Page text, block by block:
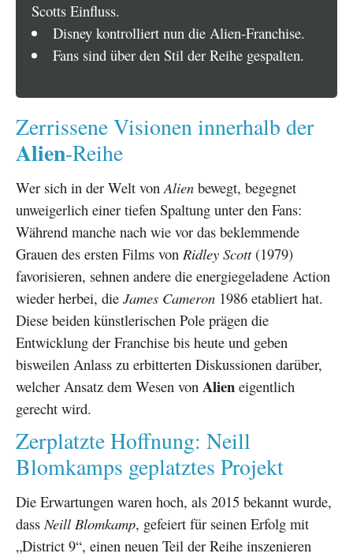
Scotts Einfluss.
Disney kontrolliert nun die Alien-Franchise.
Fans sind über den Stil der Reihe gespalten.
Zerrissene Visionen innerhalb der
Alien-Reihe
Wer sich in der Welt vonAlien bewegt, begegnet
unweigerlich einer tiefen Spaltung unter den Fans:
Während manche nach wie vor das beklemmende
Grauen des ersten Films von Ridley Scott(1979)
favorisieren, sehnen andere die energiegeladene Action
wieder herbei, die James Cameron 1986 etabliert hat.
Diese beiden künstlerischen Pole prägen die
Entwicklung der Franchise bis heute und geben
bisweilen Anlass zu erbitterten Diskussionen darüber,
welcher Ansatz dem Wesen von Alien eigentlich
gerecht wird.
Zerplatzte Hoffnung: Neill
Blomkamps geplatztes Projekt
Die Erwartungen waren hoch, als 2015 bekannt wurde,
dassNeill Blomkamp, gefeiert für seinen Erfolg mit
„District 9“, einen neuen Teil der Reihe inszenieren